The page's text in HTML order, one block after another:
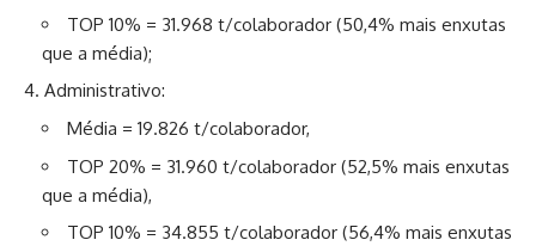
TOP 10% = 31.968 t/colaborador (50,4% mais enxutas
que a média);
Administrativo:
Média = 19.826 t/colaborador,
TOP 20% = 31.960 t/colaborador (52,5% mais enxutas
que a média),
TOP 10% = 34.855 t/colaborador (56,4% mais enxutas